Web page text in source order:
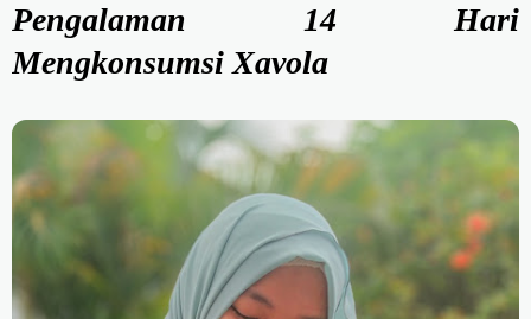
Pengalaman 14 Hari
Mengkonsumsi Xavola